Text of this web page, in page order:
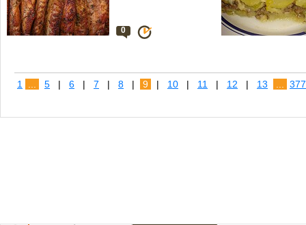
0
1 5 | 6 | 7 | 8 | 9 | 10 | 11 | 12 | 13 377